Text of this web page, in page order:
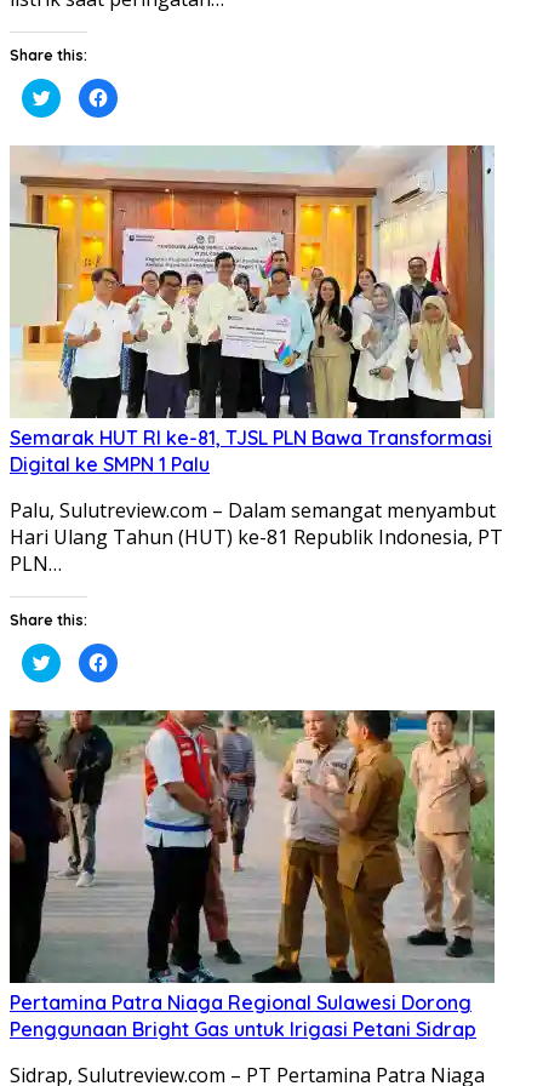
Share this:
Klik
untuk
berbagi
Twitter(Membuka
di
jendela
yang
baru)
Klik
untuk
Facebook(Membuka
di
jendela
yang
baru)
Semarak HUT RI ke-81, TJSL PLN Bawa Transformasi
Digital ke SMPN 1 Palu
Palu, Sulutreview.com – Dalam semangat menyambut
Hari Ulang Tahun (HUT) ke-81 Republik Indonesia, PT
PLN…
Share this:
Klik
untuk
berbagi
Twitter(Membuka
di
jendela
yang
baru)
Klik
untuk
Facebook(Membuka
di
jendela
yang
baru)
Pertamina Patra Niaga Regional Sulawesi Dorong
Penggunaan Bright Gas untuk Irigasi Petani Sidrap
Sidrap, Sulutreview.com – PT Pertamina Patra Niaga